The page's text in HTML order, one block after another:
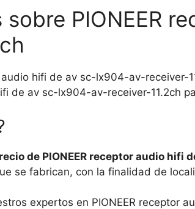
PIONEER
audio hifi de av sc-lx904-av-
de av sc-lx904-av-receiver-11.2ch
de PIONEER receptor audio
se fabrican, con la finalidad de
expertos en PIONEER receptor